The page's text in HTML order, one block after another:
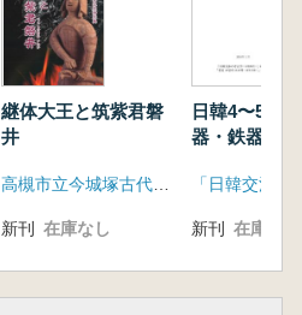
継体大王と筑紫君磐
井
高槻市立今城塚古代歴史館
新刊 在庫なし
日韓4〜5世
器・鉄器生
新刊 在庫なし